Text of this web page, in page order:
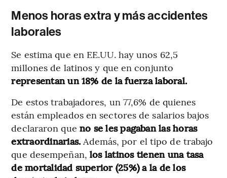
Menos horas extra y más accidentes
laborales
Se estima que en EE.UU. hay unos 62,5
millones de latinos y que en conjunto
representan un 18% de la fuerza laboral.
De estos trabajadores, un 77,6% de quienes
están empleados en sectores de salarios bajos
declararon que no se les pagaban las horas
extraordinarias.Además, por el tipo de trabajo
que desempeñan, los latinos tienen una tasa
de mortalidad superior (25%) a la de los